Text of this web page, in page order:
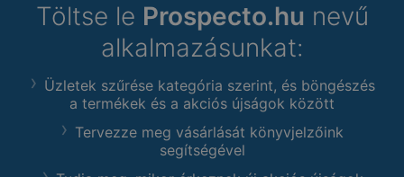
Töltse le Prospecto.hu nevű
alkalmazásunkat:
Üzletek szűrése kategória szerint, és böngészés
a termékek és a akciós újságok között
Tervezze meg vásárlását könyvjelzőink
segítségével